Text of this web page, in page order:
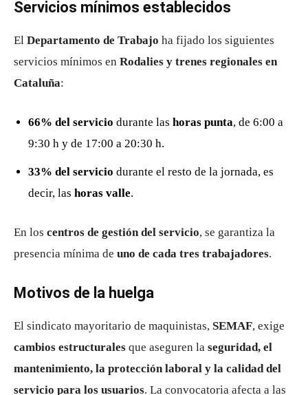
Servicios mínimos establecidos
El Departamento de Trabajo ha fijado los siguientes
servicios mínimos en Rodalies y trenes regionales en
Cataluña:
66% del servicio durante las horas punta, de 6:00 a
9:30 h y de 17:00 a 20:30 h.
33% del servicio durante el resto de la jornada, es
decir, las horas valle.
En los centros de gestión del servicio, se garantiza la
presencia mínima de uno de cada tres trabajadores.
Motivos de la huelga
El sindicato mayoritario de maquinistas, SEMAF, exige
cambios estructurales que aseguren la seguridad, el
mantenimiento, la protección laboral y la calidad del
servicio para los usuarios. La convocatoria afecta a las